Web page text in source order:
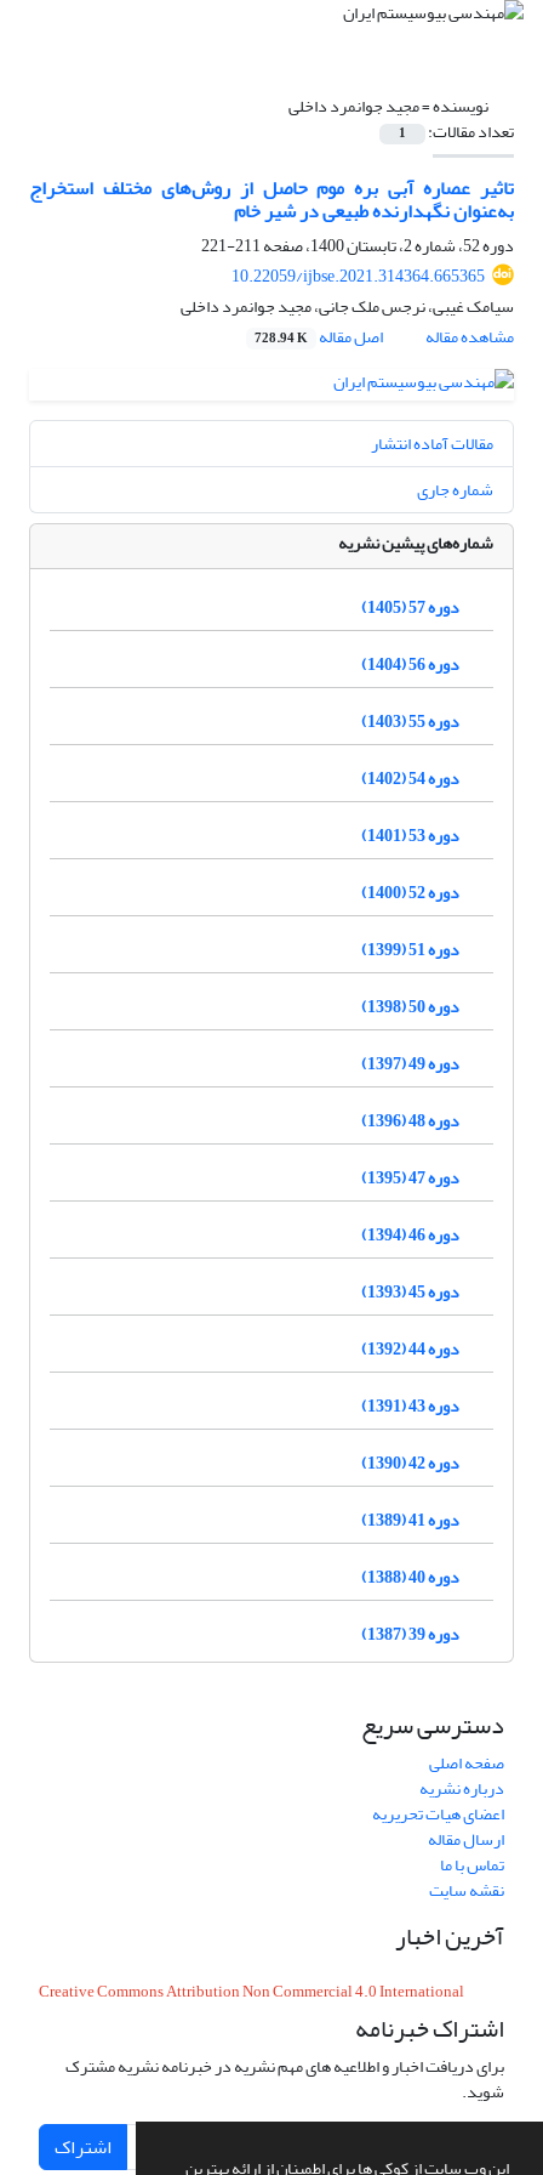
این وب سایت از کوکی ها برای اطمینان از ارائه بهترین
نویسنده =مجید جوانمرد داخلی
تعداد مقالات: 1
تاثیر عصاره‌ آبی بره موم حاصل از روش‌های مختلف استخراج
به‌عنوان نگهدارنده طبیعی در شیر خام
دوره 52، شماره 2، تابستان 1400، صفحه
211-221
10.22059/ijbse.2021.314364.665365
سیامک غیبی، نرجس ملک جانی، مجید جوانمرد داخلی
مشاهده مقاله
اصل مقاله 728.94 K
مقالات آماده انتشار
شماره جاری
شماره‌های پیشین نشریه
دوره 57 (1405)
دوره 56 (1404)
دوره 55 (1403)
دوره 54 (1402)
دوره 53 (1401)
دوره 52 (1400)
دوره 51 (1399)
دوره 50 (1398)
دوره 49 (1397)
دوره 48 (1396)
دوره 47 (1395)
دوره 46 (1394)
دوره 45 (1393)
دوره 44 (1392)
دوره 43 (1391)
دوره 42 (1390)
دوره 41 (1389)
دوره 40 (1388)
دوره 39 (1387)
دسترسی سریع
صفحه اصلی
درباره نشریه
اعضای هیات تحریریه
ارسال مقاله
تماس با ما
نقشه سایت
آخرین اخبار
Creative Commons Attribution Non Commercial 4.0 International
اشتراک خبرنامه
برای دریافت اخبار و اطلاعیه های مهم نشریه در خبرنامه نشریه مشترک
شوید.
اشتراک